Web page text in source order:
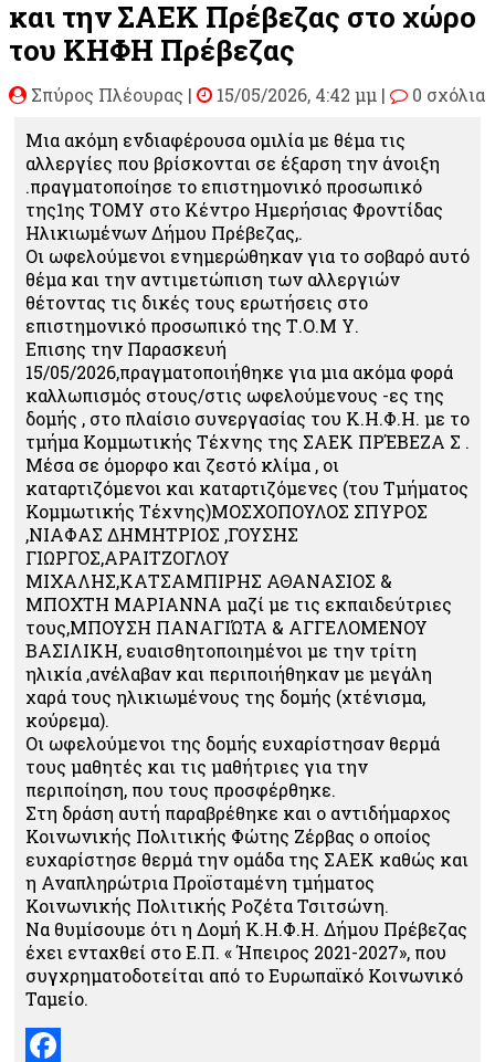
και την ΣΑΕΚ Πρέβεζας στο χώρο
του ΚΗΦΗ Πρέβεζας
Σπύρος Πλέουρας | 15/05/2026, 4:42 μμ |
0 σχόλια
Mια ακόμη ενδιαφέρουσα ομιλία με θέμα τις
αλλεργίες που βρίσκονται σε έξαρση την άνοιξη
.πραγματοποίησε το επιστημονικό προσωπικό
της1ης ΤΟΜΥ στο Κέντρο Ημερήσιας Φροντίδας
Ηλικιωμένων Δήμου Πρέβεζας,.
Οι ωφελούμενοι ενημερώθηκαν για το σοβαρό αυτό
θέμα και την αντιμετώπιση των αλλεργιών
θέτοντας τις δικές τους ερωτήσεις στο
επιστημονικό προσωπικό της Τ.Ο.Μ Υ.
Επισης την Παρασκευή
15/05/2026,πραγματοποιήθηκε για μια ακόμα φορά
καλλωπισμός στους/στις ωφελούμενους -ες της
δομής , στο πλαίσιο συνεργασίας του Κ.Η.Φ.Η. με το
τμήμα Κομμωτικής Τέχνης της ΣΑΕΚ ΠΡΈΒΕΖΑ Σ .
Μέσα σε όμορφο και ζεστό κλίμα , οι
καταρτιζόμενοι και καταρτιζόμενες (του Τμήματος
Κομμωτικής Τέχνης)ΜΟΣΧΟΠΟΥΛΟΣ ΣΠΥΡΟΣ
,ΝΙΑΦΑΣ ΔΗΜΗΤΡΙΟΣ ,ΓΟΥΣΗΣ
ΓΙΩΡΓΟΣ,ΑΡΑΙΤΖΟΓΛΟΥ
ΜΙΧΑΛΗΣ,ΚΑΤΣΑΜΠΙΡΗΣ ΑΘΑΝΑΣΙΟΣ &
ΜΠΟΧΤΗ ΜΑΡΙΑΝΝΑ μαζί με τις εκπαιδεύτριες
τους,ΜΠΟΥΣΗ ΠΑΝΑΓΙΏΤΑ & ΑΓΓΕΛΟΜΕΝΟΥ
ΒΑΣΙΛΙΚΗ, ευαισθητοποιημένοι με την τρίτη
ηλικία ,ανέλαβαν και περιποιήθηκαν με μεγάλη
χαρά τους ηλικιωμένους της δομής (χτένισμα,
κούρεμα).
Οι ωφελούμενοι της δομής ευχαρίστησαν θερμά
τους μαθητές και τις μαθήτριες για την
περιποίηση, που τους προσφέρθηκε.
Στη δράση αυτή παραβρέθηκε και ο αντιδήμαρχος
Κοινωνικής Πολιτικής Φώτης Ζέρβας ο οποίος
ευχαρίστησε θερμά την ομάδα της ΣΑΕΚ καθώς και
η Αναπληρώτρια Προϊσταμένη τμήματος
Κοινωνικής Πολιτικής Ροζέτα Τσιτσώνη.
Να θυμίσουμε ότι η Δομή Κ.Η.Φ.Η. Δήμου Πρέβεζας
έχει ενταχθεί στο Ε.Π. « Ήπειρος 2021-2027», που
συγχρηματοδοτείται από το Ευρωπαϊκό Κοινωνικό
Ταμείο.